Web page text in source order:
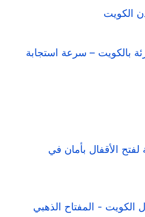
الكويت
بالكويت – سرعة استجابة
الأقفال بأمان في
الكويت - المفتاح الذهبي